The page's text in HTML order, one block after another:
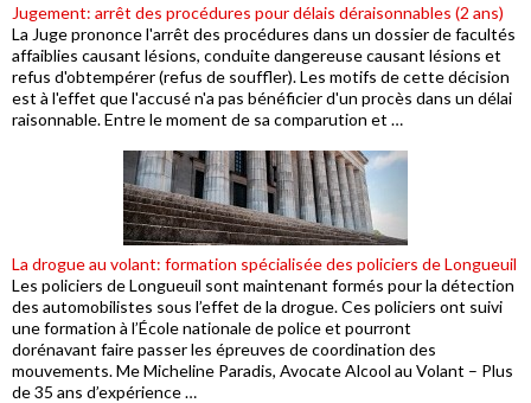
Jugement: arrêt des procédures pour délais déraisonnables (2 ans)
La Juge prononce l'arrêt des procédures dans un dossier de facultés
affaiblies causant lésions, conduite dangereuse causant lésions et
refus d'obtempérer (refus de souffler). Les motifs de cette décision
est à l'effet que l'accusé n'a pas bénéficier d'un procès dans un délai
raisonnable. Entre le moment de sa comparution et …
La drogue au volant: formation spécialisée des policiers de Longueuil
Les policiers de Longueuil sont maintenant formés pour la détection
des automobilistes sous l’effet de la drogue. Ces policiers ont suivi
une formation à l’École nationale de police et pourront
dorénavant faire passer les épreuves de coordination des
mouvements. Me Micheline Paradis, Avocate Alcool au Volant – Plus
de 35 ans d’expérience …